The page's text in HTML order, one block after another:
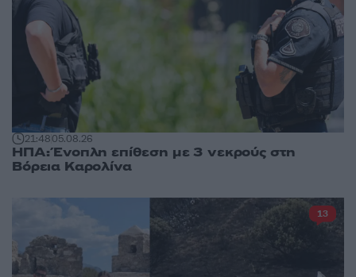
21:4805.08.26
ΗΠΑ: Ένοπλη επίθεση με 3 νεκρούς στη
Βόρεια Καρολίνα
13